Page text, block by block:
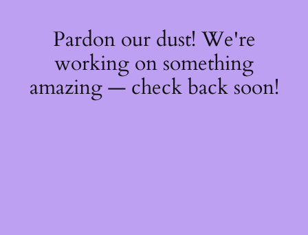
Pardon our dust! We're
working on something
amazing — check back soon!